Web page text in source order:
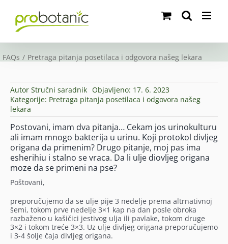
content
FAQs Pretraga pitanja posetilaca i odgovora našeg lekara
Autor Stručni saradnik Objavljeno: 17. 6. 2023
Kategorije: Pretraga pitanja posetilaca i odgovora našeg
lekara
Postovani, imam dva pitanja… Cekam jos urinokulturu
ali imam mnogo bakterija u urinu. Koji protokol divljeg
origana da primenim? Drugo pitanje, moj pas ima
esherihiu i stalno se vraca. Da li ulje diovljeg origana
moze da se primeni na pse?
Poštovani,
preporučujemo da se ulje pije 3 nedelje prema altrnativnoj
šemi, tokom prve nedelje 3×1 kap na dan posle obroka
razbaženo u kašičici jestivog ulja ili pavlake, tokom druge
3×2 i tokom treće 3×3. Uz ulje divljeg origana preporučujemo
i 3-4 šolje čaja divljeg origana.